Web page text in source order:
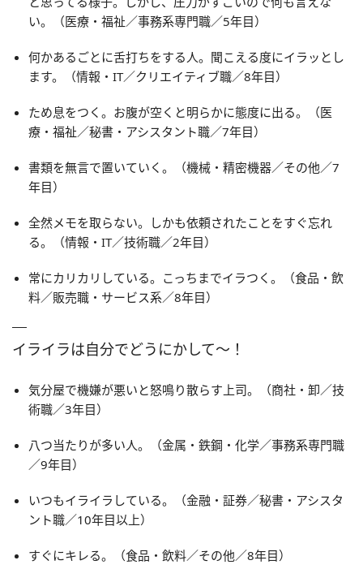
い。（医療・福祉／事務系専門職／5年目）
何かあるごとに舌打ちをする人。聞こえる度にイラッとし
ます。（情報・IT／クリエイティブ職／8年目）
ため息をつく。お腹が空くと明らかに態度に出る。（医
療・福祉／秘書・アシスタント職／7年目）
書類を無言で置いていく。（機械・精密機器／その他／7
年目）
全然メモを取らない。しかも依頼されたことをすぐ忘れ
る。（情報・IT／技術職／2年目）
常にカリカリしている。こっちまでイラつく。（食品・飲
料／販売職・サービス系／8年目）
イライラは自分でどうにかして〜！
気分屋で機嫌が悪いと怒鳴り散らす上司。（商社・卸／技
術職／3年目）
八つ当たりが多い人。（金属・鉄鋼・化学／事務系専門職
／9年目）
いつもイライラしている。（金融・証券／秘書・アシスタ
ント職／10年目以上）
すぐにキレる。（食品・飲料／その他／8年目）